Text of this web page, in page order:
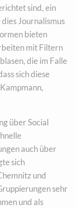
sind, ein
Journalismus
bieten
mit Filtern
die im Falle
sich diese
über Social
auch über
sich
und
sehr
und als